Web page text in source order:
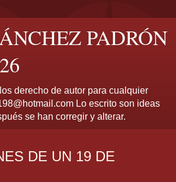
PADRÓN
derecho de autor para cualquier
Lo escrito son ideas
se han corregir y alterar.
DE UN 19 DE